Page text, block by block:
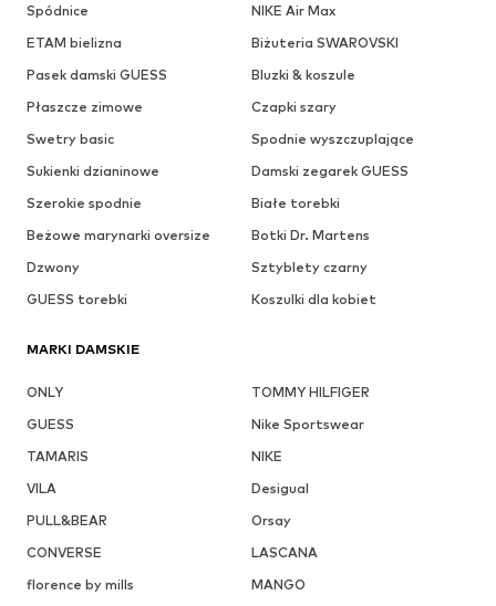
Spódnice
NIKE Air Max
ETAM bielizna
Biżuteria SWAROVSKI
Pasek damski GUESS
Bluzki & koszule
Płaszcze zimowe
Czapki szary
Swetry basic
Spodnie wyszczuplające
Sukienki dzianinowe
Damski zegarek GUESS
Szerokie spodnie
Białe torebki
Beżowe marynarki oversize
Botki Dr. Martens
Dzwony
Sztyblety czarny
GUESS torebki
Koszulki dla kobiet
MARKI DAMSKIE
ONLY
TOMMY HILFIGER
GUESS
Nike Sportswear
TAMARIS
NIKE
VILA
Desigual
PULL&BEAR
Orsay
CONVERSE
LASCANA
florence by mills
MANGO